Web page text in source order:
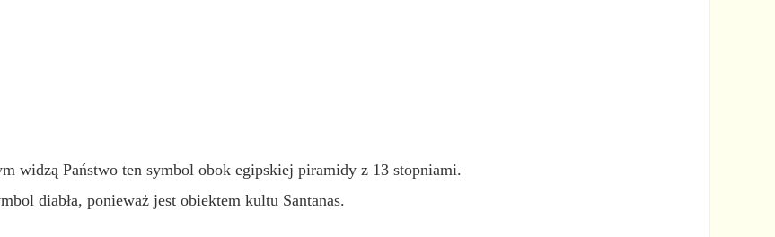
widzą Państwo ten symbol obok egipskiej piramidy z 13 stopniami.
diabła, ponieważ jest obiektem kultu Santanas.